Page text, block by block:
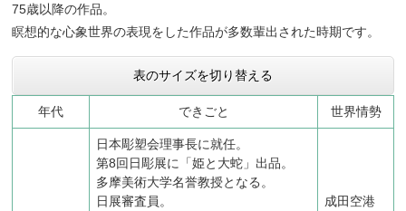
75歳以降の作品。
瞑想的な心象世界の表現をした作品が多数輩出された時期です。
表のサイズを切り替える
年代 できごと 世界情勢
日本彫塑会理事長に就任。
第8回日彫展に「姫と大蛇」出品。
多摩美術大学名誉教授となる。
日展審査員。
成田空港